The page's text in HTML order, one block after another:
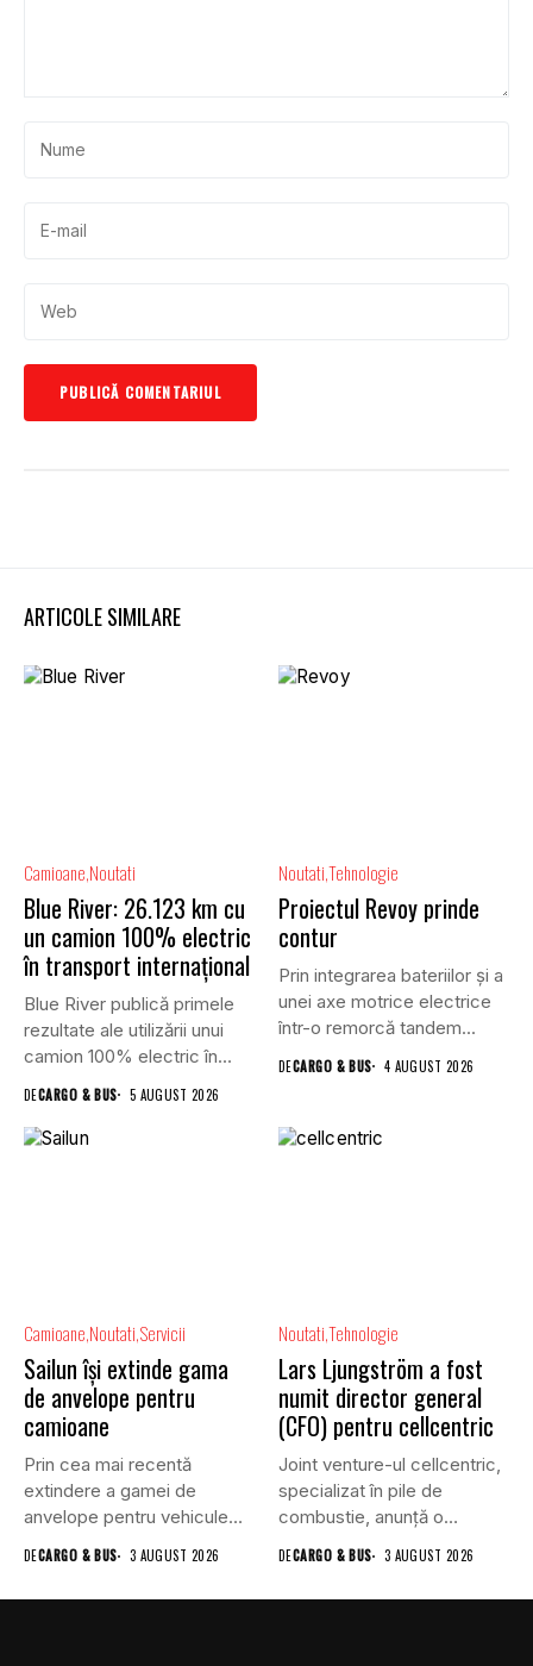
ARTICOLE SIMILARE
Camioane Noutati
Blue River: 26.123 km cu
un camion 100% electric
în transport internațional
Blue River publică primele
rezultate ale utilizării unui
camion 100% electric în...
DECARGO & BUS 5 AUGUST 2026
NoutatiTehnologie
Proiectul Revoy prinde
contur
Prin integrarea bateriilor și a
unei axe motrice electrice
într-o remorcă tandem...
DECARGO & BUS 4 AUGUST 2026
Camioane Noutati Servicii
Sailun își extinde gama
de anvelope pentru
camioane
Prin cea mai recentă
extindere a gamei de
anvelope pentru vehicule
comerciale,...
DECARGO & BUS 3 AUGUST 2026
NoutatiTehnologie
Lars Ljungström a fost
numit director general
(CFO) pentru cellcentric
Joint venture-ul cellcentric,
specializat în pile de
combustie, anunță o
schimbare în...
DECARGO & BUS 3 AUGUST 2026